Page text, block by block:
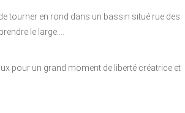
tourner en rond dans un bassin situé rue des
le large….
pour un grand moment de liberté créatrice et